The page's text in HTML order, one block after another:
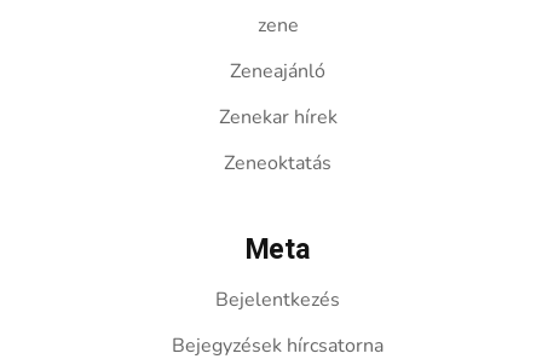
zene
Zeneajánló
Zenekar hírek
Zeneoktatás
Meta
Bejelentkezés
Bejegyzések hírcsatorna